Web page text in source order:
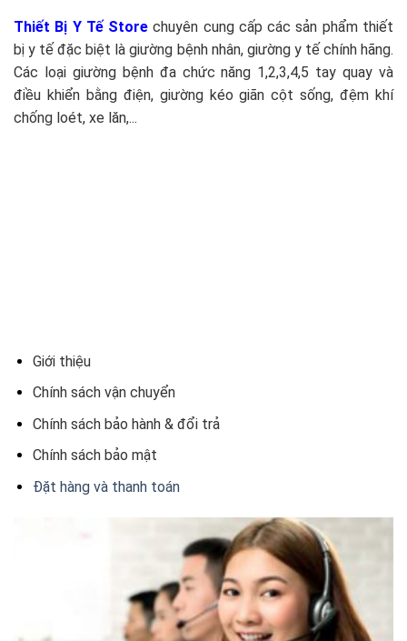
Thiết Bị Y Tế Store chuyên cung cấp các sản phẩm thiết
bị y tế đặc biệt là giường bệnh nhân, giường y tế chính hãng.
Các loại giường bệnh đa chức năng 1,2,3,4,5 tay quay và
điều khiển bằng điện, giường kéo giãn cột sống, đệm khí
chống loét, xe lăn,...
Giới thiệu
Chính sách vận chuyển
Chính sách bảo hành & đổi trả
Chính sách bảo mật
Đặt hàng và thanh toán